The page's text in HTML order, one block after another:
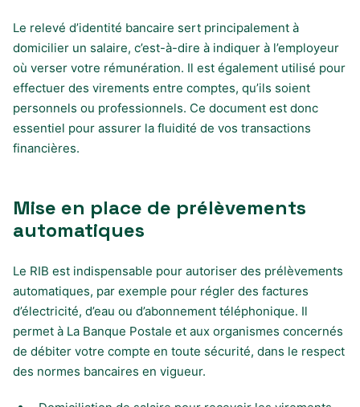
Le relevé d’identité bancaire sert principalement à
domicilier un salaire, c’est-à-dire à indiquer à l’employeur
où verser votre rémunération. Il est également utilisé pour
effectuer des virements entre comptes, qu’ils soient
personnels ou professionnels. Ce document est donc
essentiel pour assurer la fluidité de vos transactions
financières.
Mise en place de prélèvements
automatiques
Le RIB est indispensable pour autoriser des prélèvements
automatiques, par exemple pour régler des factures
d’électricité, d’eau ou d’abonnement téléphonique. Il
permet à La Banque Postale et aux organismes concernés
de débiter votre compte en toute sécurité, dans le respect
des normes bancaires en vigueur.